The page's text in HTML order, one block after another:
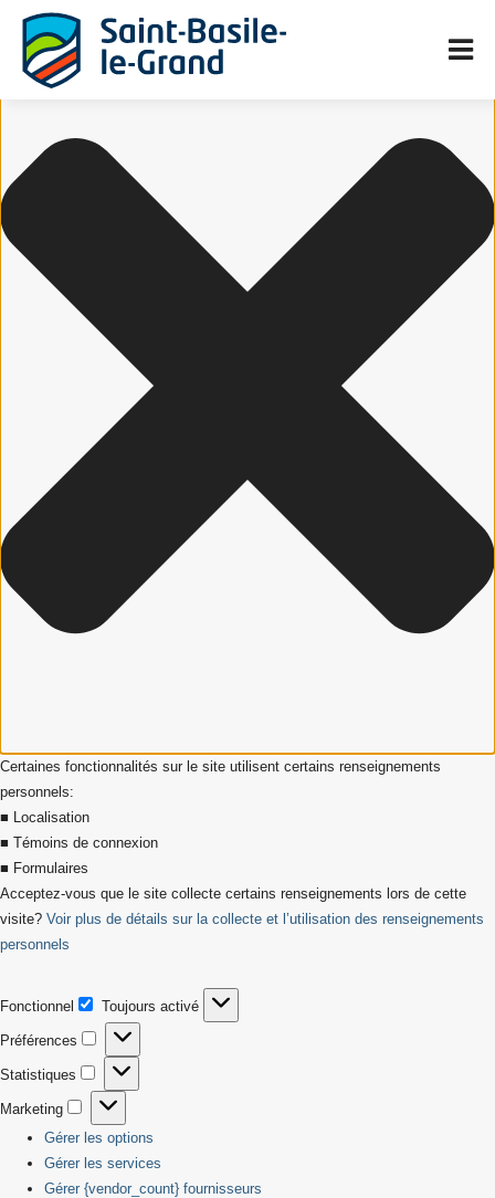
Gérer le consentement aux cookies
Certaines fonctionnalités sur le site utilisent certains renseignements
personnels:
■ Localisation
■ Témoins de connexion
■ Formulaires
Acceptez-vous que le site collecte certains renseignements lors de cette
visite? Voir plus de détails sur la collecte et l’utilisation des renseignements
personnels
Fonctionnel
Fonctionnel
Toujours activé
Préférences
Préférences
Statistiques
Statistiques
Marketing
Marketing
Gérer les options
Gérer les services
Gérer {vendor_count} fournisseurs